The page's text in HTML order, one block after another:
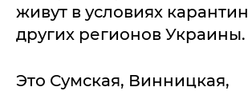
живут в условиях
других регионов Украины.
Это Сумская, Винницкая,